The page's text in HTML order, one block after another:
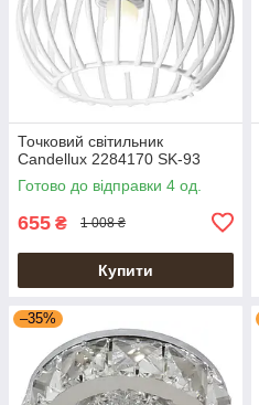
Точковий світильник
Candellux 2284170 SK-93
Готово до відправки 4 од.
655 ₴ 1 008 ₴
Купити
–35%